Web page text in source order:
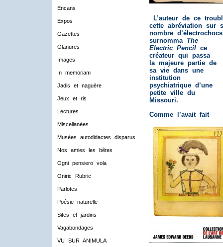
Encans
Expos
Gazettes
Glanures
Images
In memoriam
Jadis et naguère
Jeux et ris
Lectures
Miscellanées
Musées autodidactes disparus
Nos amies les bêtes
Ogni pensiero vola
Oniric Rubric
Parlotes
Poésie naturelle
Sites et jardins
Vagabondages
VU SUR ANIMULA
L’auteur de ce
cette abréviation sur
nombre
surnomma The
Electric Pencilce
créateur qui passa
la majeure partie de
sa vie dans une
institution
psychiatrique d’une
petite ville du
Missouri.
Comme l’avait fait